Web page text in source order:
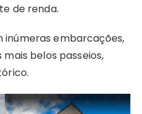
de renda.
inúmeras embarcações,
belos passeios,